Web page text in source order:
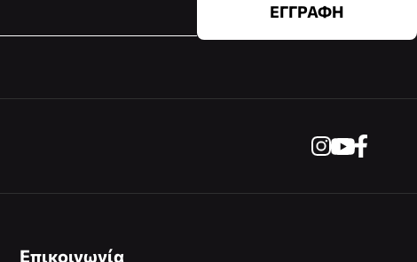
ΕΓΓΡΑΦΗ
Επικοινωνία